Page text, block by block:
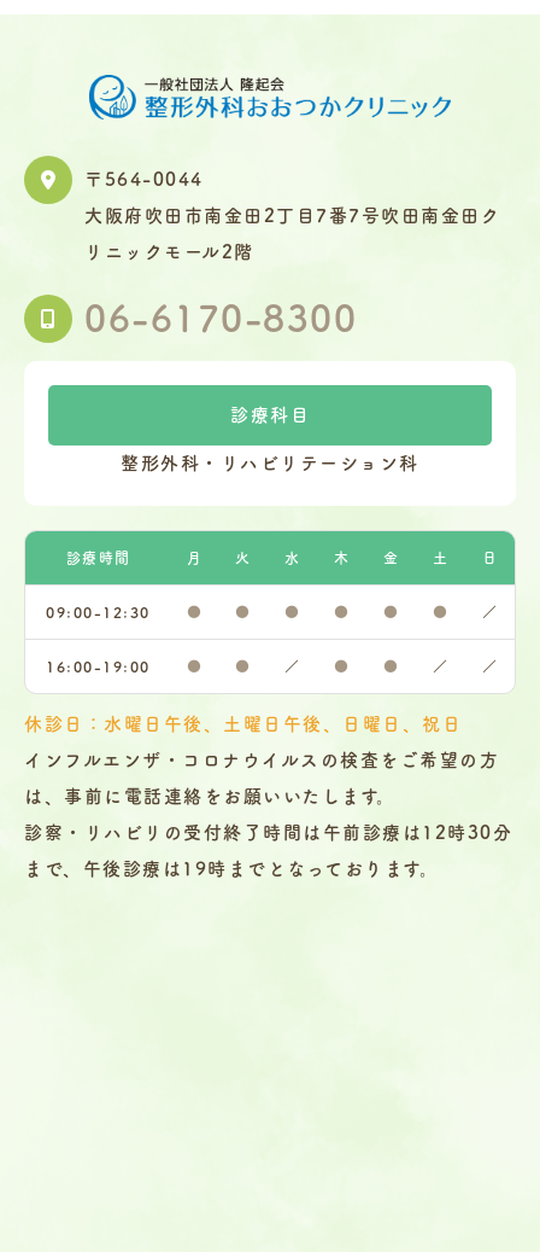
〒564-0044
大阪府吹田市南金田2丁目7番7号吹田南金田ク
リニックモール2階
06-6170-8300
診療科目
整形外科・リハビリテーション科
診療時間 月 火 水 木 金 土 日
09:00-12:30 ● ● ● ● ● ● ／
16:00-19:00 ● ● ／ ● ● ／ ／
休診日：水曜日午後、土曜日午後、日曜日、祝日
インフルエンザ・コロナウイルスの検査をご希望の方
は、事前に電話連絡をお願いいたします。
診察・リハビリの受付終了時間は午前診療は12時30分
まで、午後診療は19時までとなっております。